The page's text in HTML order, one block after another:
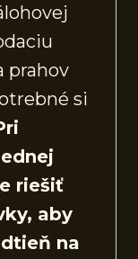
prahov
si
riešiť
aby
na